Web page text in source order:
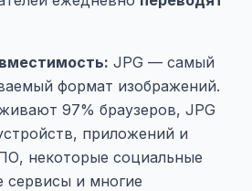
JPG — самый
формат изображений.
97% браузеров, JPG
приложений и
некоторые социальные
сервисы и многие